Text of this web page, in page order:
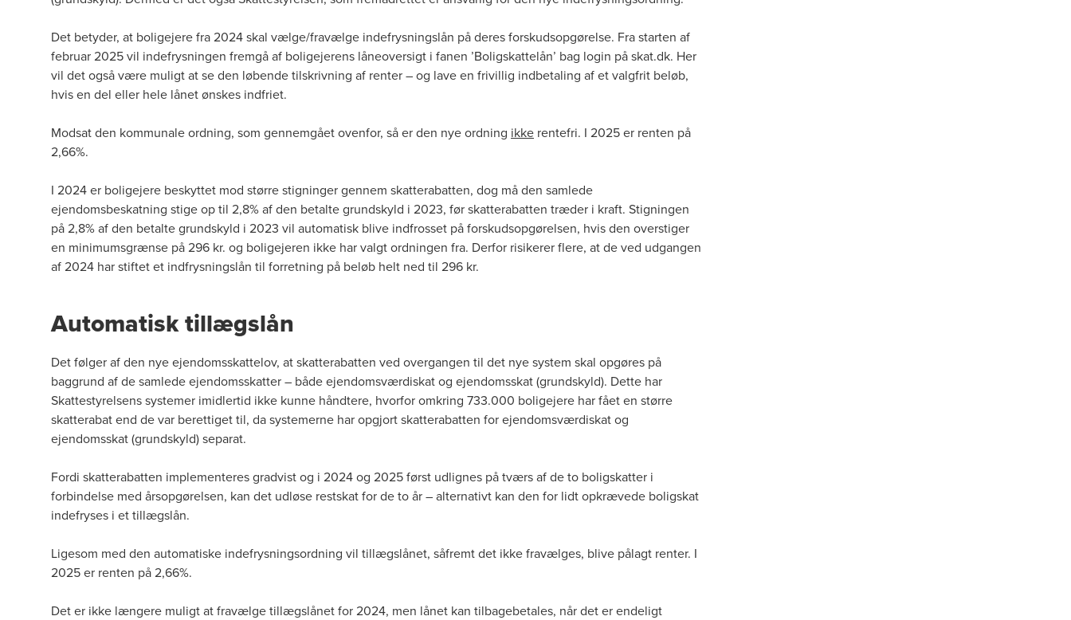
Det betyder, at boligejere fra 2024 skal vælge/fravælge indefrysningslån på deres forskudsopgørelse. Fra starten af
februar 2025 vil indefrysningen fremgå af boligejerens låneoversigt i fanen ’Boligskattelån’ bag login på skat.dk. Her
vil det også være muligt at se den løbende tilskrivning af renter – og lave en frivillig indbetaling af et valgfrit beløb,
hvis en del eller hele lånet ønskes indfriet.
Modsat den kommunale ordning, som gennemgået ovenfor, så er den nye ordning ikke rentefri. I 2025 er renten på
2,66%.
I 2024 er boligejere beskyttet mod større stigninger gennem skatterabatten, dog må den samlede
ejendomsbeskatning stige op til 2,8% af den betalte grundskyld i 2023, før skatterabatten træder i kraft. Stigningen
på 2,8% af den betalte grundskyld i 2023 vil automatisk blive indfrosset på forskudsopgørelsen, hvis den overstiger
en minimumsgrænse på 296 kr. og boligejeren ikke har valgt ordningen fra. Derfor risikerer flere, at de ved udgangen
af 2024 har stiftet et indfrysningslån til forretning på beløb helt ned til 296 kr.
Automatisk tillægslån
Det følger af den nye ejendomsskattelov, at skatterabatten ved overgangen til det nye system skal opgøres på
baggrund af de samlede ejendomsskatter – både ejendomsværdiskat og ejendomsskat (grundskyld). Dette har
Skattestyrelsens systemer imidlertid ikke kunne håndtere, hvorfor omkring 733.000 boligejere har fået en større
skatterabat end de var berettiget til, da systemerne har opgjort skatterabatten for ejendomsværdiskat og
ejendomsskat (grundskyld) separat.
Fordi skatterabatten implementeres gradvist og i 2024 og 2025 først udlignes på tværs af de to boligskatter i
forbindelse med årsopgørelsen, kan det udløse restskat for de to år – alternativt kan den for lidt opkrævede boligskat
indefryses i et tillægslån.
Ligesom med den automatiske indefrysningsordning vil tillægslånet, såfremt det ikke fravælges, blive pålagt renter. I
2025 er renten på 2,66%.
Det er ikke længere muligt at fravælge tillægslånet for 2024, men lånet kan tilbagebetales, når det er endeligt